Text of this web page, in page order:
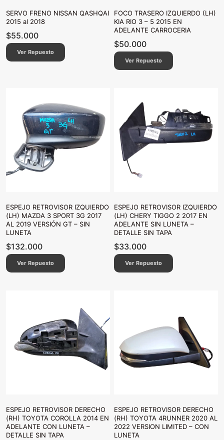
SERVO FRENO NISSAN QASHQAI
2015 al 2018
$55.000
Ver Repuesto
FOCO TRASERO IZQUIERDO (LH)
KIA RIO 3 – 5 2015 EN
ADELANTE CARROCERIA
$50.000
Ver Repuesto
ESPEJO RETROVISOR IZQUIERDO
(LH) MAZDA 3 SPORT 3G 2017
AL 2019 VERSIÓN GT – SIN
LUNETA
$132.000
Ver Repuesto
ESPEJO RETROVISOR IZQUIERDO
(LH) CHERY TIGGO 2 2017 EN
ADELANTE SIN LUNETA –
DETALLE SIN TAPA
$33.000
Ver Repuesto
ESPEJO RETROVISOR DERECHO
(RH) TOYOTA COROLLA 2014 EN
ADELANTE CON LUNETA –
DETALLE SIN TAPA
ESPEJO RETROVISOR DERECHO
(RH) TOYOTA 4RUNNER 2020 AL
2022 VERSION LIMITED – CON
LUNETA